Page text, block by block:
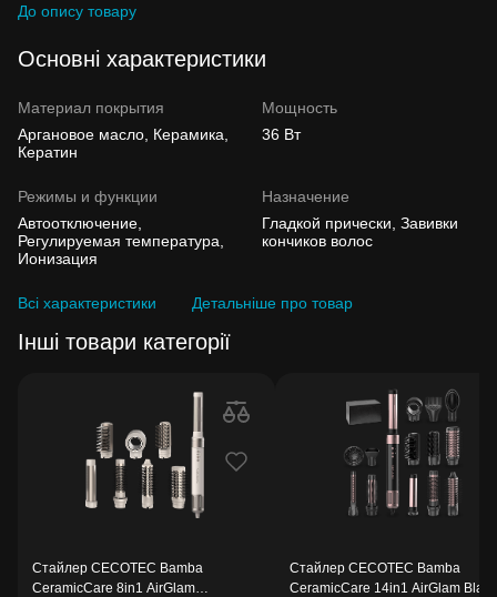
До опису товару
Основні характеристики
Материал покрытия
Аргановое масло, Керамика,
Кератин
Мощность
36 Вт
Режимы и функции
Автоотключение,
Регулируемая температура,
Ионизация
Назначение
Гладкой прически, Завивки
кончиков волос
Всі характеристики Детальніше про товар
Інші товари категорії
Стайлер CECOTEC Bamba
CeramicCare 8in1 AirGlam
Стайлер CECOTEC Bamba
CeramicCare 14in1 AirGlam Black